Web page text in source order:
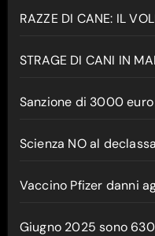
RAZZE DI CANE: IL
STRAGE DI CANI IN
Sanzione di 3000
Scienza NO al
Vaccino Pfizer danni
Giugno 2025 sono